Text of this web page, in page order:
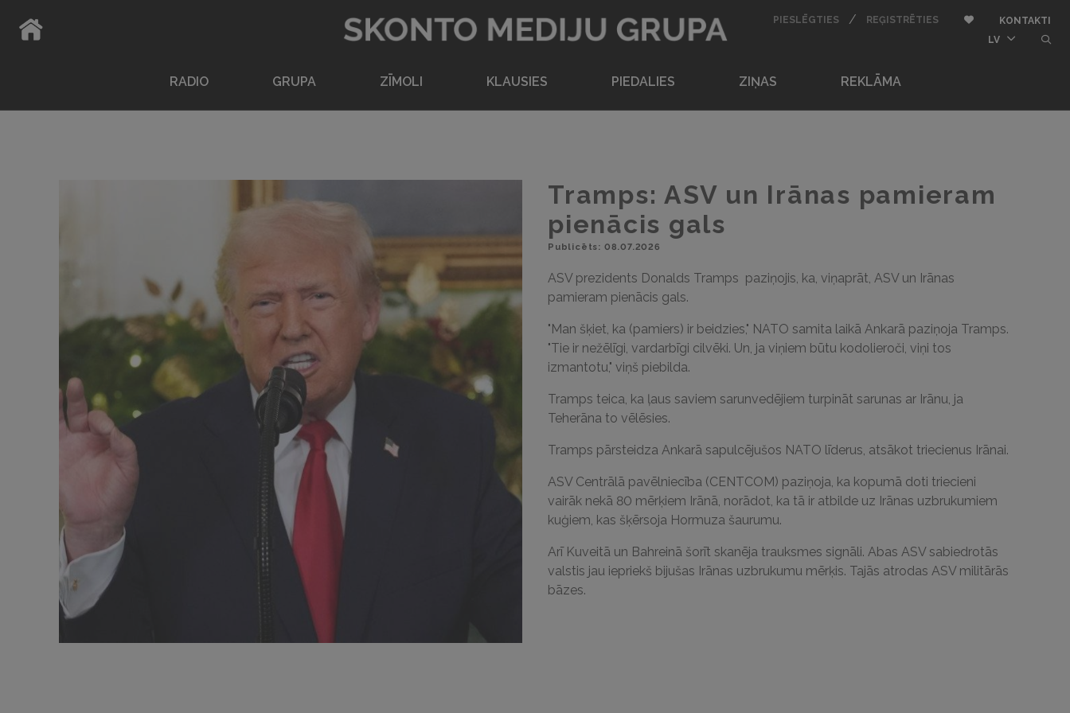
PIESLĒGTIESAUTORIZĒTIES
/ REĢISTRĒTIESREĢISTRĒTIESPievienot pie iemīļota
KONTAKTI
LV
RADIO GRUPA ZĪMOLI KLAUSIES PIEDALIES ZIŅAS REKLĀMA
Tramps: ASV un Irānas pamieram
pienācis gals
Publicēts: 08.07.2026
ASV prezidents Donalds Tramps paziņojis, ka, viņaprāt, ASV un Irānas
pamieram pienācis gals.
"Man šķiet, ka (pamiers) ir beidzies," NATO samita laikā Ankarā paziņoja Tramps.
"Tie ir nežēlīgi, vardarbīgi cilvēki. Un, ja viņiem būtu kodolieroči, viņi tos
izmantotu," viņš piebilda.
Tramps teica, ka ļaus saviem sarunvedējiem turpināt sarunas ar Irānu, ja
Teherāna to vēlēsies.
Tramps pārsteidza Ankarā sapulcējušos NATO līderus, atsākot triecienus Irānai.
ASV Centrālā pavēlniecība (CENTCOM) paziņoja, ka kopumā doti triecieni
vairāk nekā 80 mērķiem Irānā, norādot, ka tā ir atbilde uz Irānas uzbrukumiem
kuģiem, kas šķērsoja Hormuza šaurumu.
Arī Kuveitā un Bahreinā šorīt skanēja trauksmes signāli. Abas ASV sabiedrotās
valstis jau iepriekš bijušas Irānas uzbrukumu mērķis. Tajās atrodas ASV militārās
bāzes.